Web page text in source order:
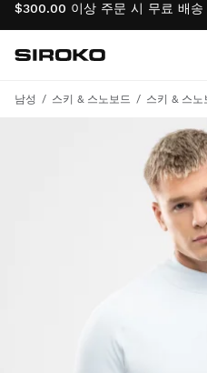
$300.00 이상 주문 시 무료 배송
홈페이지로
Siroko.com
남성 스키 & 스노보드 스키 & 스노